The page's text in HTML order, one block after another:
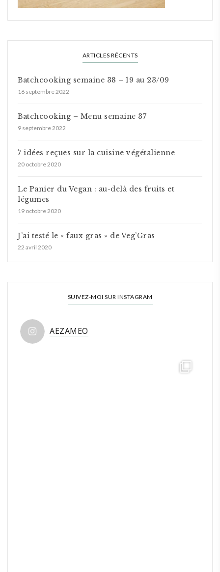
ARTICLES RÉCENTS
Batchcooking semaine 38 – 19 au 23/09
16 septembre 2022
Batchcooking – Menu semaine 37
9 septembre 2022
7 idées reçues sur la cuisine végétalienne
20 octobre 2020
Le Panier du Vegan : au-delà des fruits et
légumes
19 octobre 2020
J’ai testé le « faux gras » de Veg’Gras
22 avril 2020
SUIVEZ-MOI SUR INSTAGRAM
AEZAMEO